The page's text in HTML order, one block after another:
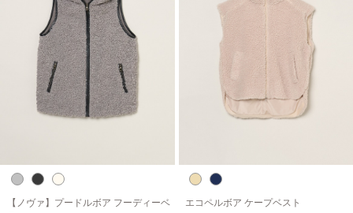
【ノヴァ】プードルボア フーディーベ
エコペルボア ケープベスト